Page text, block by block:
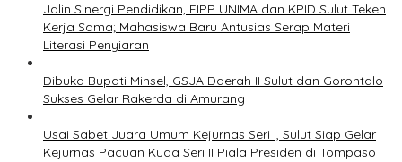
Jalin Sinergi Pendidikan, FIPP UNIMA dan KPID Sulut Teken
Kerja Sama; Mahasiswa Baru Antusias Serap Materi
Literasi Penyiaran
Dibuka Bupati Minsel, GSJA Daerah II Sulut dan Gorontalo
Sukses Gelar Rakerda di Amurang
Usai Sabet Juara Umum Kejurnas Seri I, Sulut Siap Gelar
Kejurnas Pacuan Kuda Seri II Piala Presiden di Tompaso